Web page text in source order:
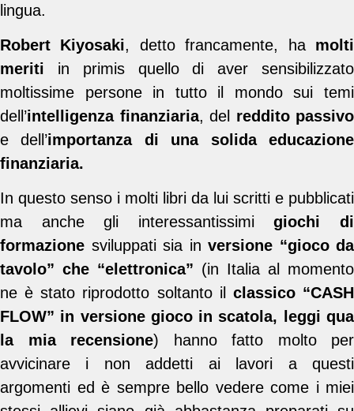
lingua.
Robert Kiyosaki, detto francamente, ha molti
meriti in primis quello di aver sensibilizzato
moltissime persone in tutto il mondo sui temi
dell’intelligenza finanziaria, del reddito passivo
e dell’importanza di una solida educazione
finanziaria.
In questo senso i molti libri da lui scritti e pubblicati
ma anche gli interessantissimigiochi di
formazione sviluppati sia in versione “gioco da
tavolo” che “elettronica” (in Italia al momento
ne è stato riprodotto soltanto il classico “CASH
FLOW” in versione gioco in scatola, leggi qua
la mia recensione) hanno fatto molto per
avvicinare i non addetti ai lavori a questi
argomenti ed è sempre bello vedere come i miei